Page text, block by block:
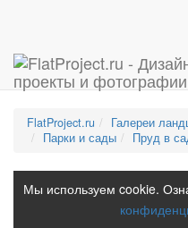
FlatProject.ru
Галереи
Парки и сады
Пруд в
Мы используем cookie.